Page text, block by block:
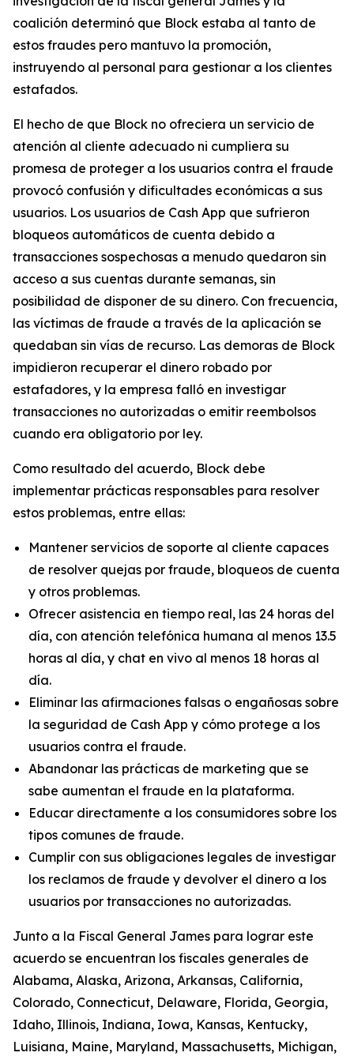
coalición determinó que Block estaba al tanto de
estos fraudes pero mantuvo la promoción,
instruyendo al personal para gestionar a los clientes
estafados.
El hecho de que Block no ofreciera un servicio de
atención al cliente adecuado ni cumpliera su
promesa de proteger a los usuarios contra el fraude
provocó confusión y dificultades económicas a sus
usuarios. Los usuarios de Cash App que sufrieron
bloqueos automáticos de cuenta debido a
transacciones sospechosas a menudo quedaron sin
acceso a sus cuentas durante semanas, sin
posibilidad de disponer de su dinero. Con frecuencia,
las víctimas de fraude a través de la aplicación se
quedaban sin vías de recurso. Las demoras de Block
impidieron recuperar el dinero robado por
estafadores, y la empresa falló en investigar
transacciones no autorizadas o emitir reembolsos
cuando era obligatorio por ley.
Como resultado del acuerdo, Block debe
implementar prácticas responsables para resolver
estos problemas, entre ellas:
Mantener servicios de soporte al cliente capaces
de resolver quejas por fraude, bloqueos de cuenta
y otros problemas.
Ofrecer asistencia en tiempo real, las 24 horas del
día, con atención telefónica humana al menos 13.5
horas al día, y chat en vivo al menos 18 horas al
día.
Eliminar las afirmaciones falsas o engañosas sobre
la seguridad de Cash App y cómo protege a los
usuarios contra el fraude.
Abandonar las prácticas de marketing que se
sabe aumentan el fraude en la plataforma.
Educar directamente a los consumidores sobre los
tipos comunes de fraude.
Cumplir con sus obligaciones legales de investigar
los reclamos de fraude y devolver el dinero a los
usuarios por transacciones no autorizadas.
Junto a la Fiscal General James para lograr este
acuerdo se encuentran los fiscales generales de
Alabama, Alaska, Arizona, Arkansas, California,
Colorado, Connecticut, Delaware, Florida, Georgia,
Idaho, Illinois, Indiana, Iowa, Kansas, Kentucky,
Luisiana, Maine, Maryland, Massachusetts, Michigan,